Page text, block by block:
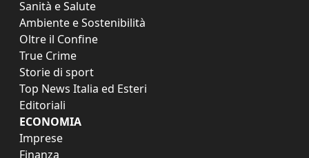
Sanità e Salute
Ambiente e Sostenibilità
Oltre il Confine
True Crime
Storie di sport
Top News Italia ed Esteri
Editoriali
ECONOMIA
Imprese
Finanza